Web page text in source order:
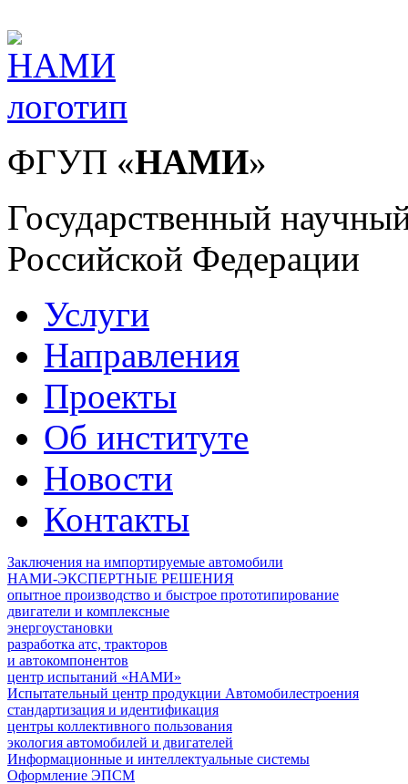
ФГУП «НАМИ»
Государственный
Российской Федерации
Услуги
Направления
Проекты
Об институте
Новости
Контакты
Заключения на импортируемые автомобили
НАМИ-ЭКСПЕРТНЫЕ РЕШЕНИЯ
опытное производство и быстрое прототипирование
двигатели и комплексные
энергоустановки
разработка атс, тракторов
и автокомпонентов
центр испытаний «НАМИ»
Испытательный центр продукции Автомобилестроения
стандартизация и идентификация
центры коллективного пользования
экология автомобилей и двигателей
Информационные и интеллектуальные системы
Оформление ЭПСМ